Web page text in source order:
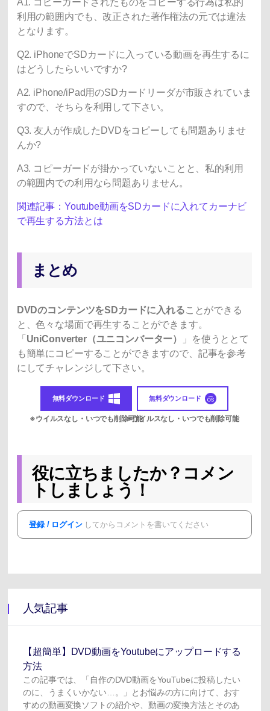
利用の範囲内でも、改正された著作権法の元では違法
となります。
Q2. iPhoneでSDカードに入っている動画を再生するに
はどうしたらいいですか?
A2. iPhone/iPad用のSDカードリーダが市販されていま
すので、そちらを利用して下さい。
Q3. 友人が作成したDVDをコピーしても問題ありませ
んか?
A3. コピーガードが掛かっていないことと、私的利用
の範囲内での利用なら問題ありません。
関連記事：Youtube動画をSDカードに入れてカーナビ
で再生する方法とは
まとめ
DVDのコンテンツをSDカードに入れることができる
と、色々な場面で再生することができます。
「 UniConverter（ユニコンバーター）
」を使うととて
も簡単にコピーすることができますので、記事を参考
にしてチャレンジして下さい。
無料ダウンロード 無料ダウンロード
役に立ちましたか？コメン
トしましょう！
登録 / ログインしてからコメントを書いてください
人気記事
【超簡単】DVD動画をYoutubeにアップロードする
方法
この記事では、「自作のDVD動画をYouTubeに投稿したい
のに、うまくいかない…。」とお悩みの方に向けて、おす
すめの動画変換ソフトの紹介や、動画の変換方法とそのあ